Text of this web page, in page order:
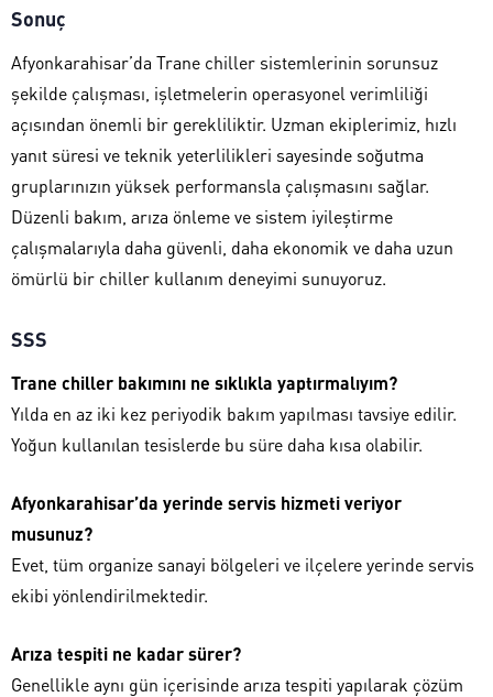
Sonuç
Afyonkarahisar’da Trane chiller sistemlerinin sorunsuz
şekilde çalışması, işletmelerin operasyonel verimliliği
açısından önemli bir gerekliliktir. Uzman ekiplerimiz, hızlı
yanıt süresi ve teknik yeterlilikleri sayesinde soğutma
gruplarınızın yüksek performansla çalışmasını sağlar.
Düzenli bakım, arıza önleme ve sistem iyileştirme
çalışmalarıyla daha güvenli, daha ekonomik ve daha uzun
ömürlü bir chiller kullanım deneyimi sunuyoruz.
SSS
Trane chiller bakımını ne sıklıkla yaptırmalıyım?
Yılda en az iki kez periyodik bakım yapılması tavsiye edilir.
Yoğun kullanılan tesislerde bu süre daha kısa olabilir.
Afyonkarahisar’da yerinde servis hizmeti veriyor
musunuz?
Evet, tüm organize sanayi bölgeleri ve ilçelere yerinde servis
ekibi yönlendirilmektedir.
Arıza tespiti ne kadar sürer?
Genellikle aynı gün içerisinde arıza tespiti yapılarak çözüm